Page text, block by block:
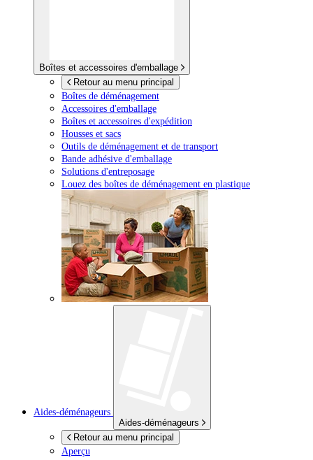
Boîtes et accessoires d'emballage
Retour au menu principal
Boîtes de déménagement
Accessoires d'emballage
Boîtes et accessoires d'expédition
Housses et sacs
Outils de déménagement et de transport
Bande adhésive d'emballage
Solutions d'entreposage
Louez des boîtes de déménagement en plastique
Aides-déménageurs
Aides-déménageurs
Retour au menu principal
Aperçu